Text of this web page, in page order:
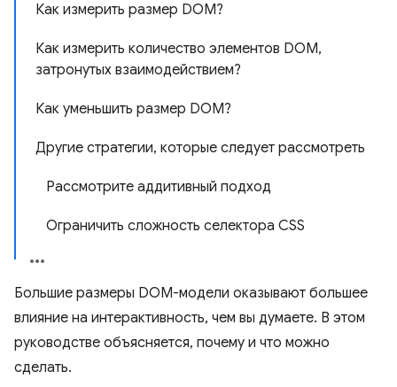
Как измерить размер DOM?
Как измерить количество элементов DOM,
затронутых взаимодействием?
Как уменьшить размер DOM?
Другие стратегии, которые следует рассмотреть
Рассмотрите аддитивный подход
Ограничить сложность селектора CSS
Большие размеры DOM-модели оказывают большее
влияние на интерактивность, чем вы думаете. В этом
руководстве объясняется, почему и что можно
сделать.